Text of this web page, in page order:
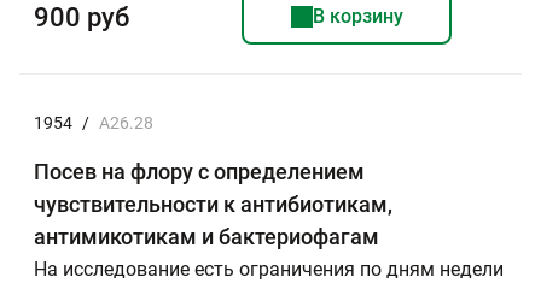
900 руб В корзину
1954 / А26.28
Посев на флору с определением
чувствительности к антибиотикам,
антимикотикам и бактериофагам
На исследование есть ограничения по дням недели